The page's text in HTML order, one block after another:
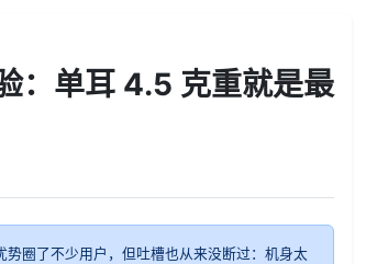
：单耳 4.5 克重就是最
圈了不少用户，但吐槽也从来没断过：机身太